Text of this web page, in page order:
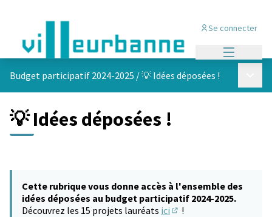
Se connecter
Budget participatif 2024-2025 /💡 Idées déposées !
💡 Idées déposées !
Cette rubrique vous donne accès à l'ensemble des
idées déposées au budget participatif 2024-2025.
Découvrez les 15 projets lauréats ici !